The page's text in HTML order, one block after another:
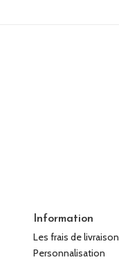
Information
Les frais de livraison
Personnalisation